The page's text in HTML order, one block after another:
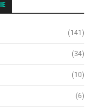
(141)
(34)
(10)
(6)